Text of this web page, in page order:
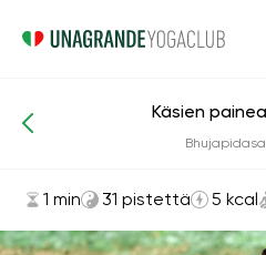
Asanat ja harjoitukset
Käsien
1 min 31 pistettä 5 kcal